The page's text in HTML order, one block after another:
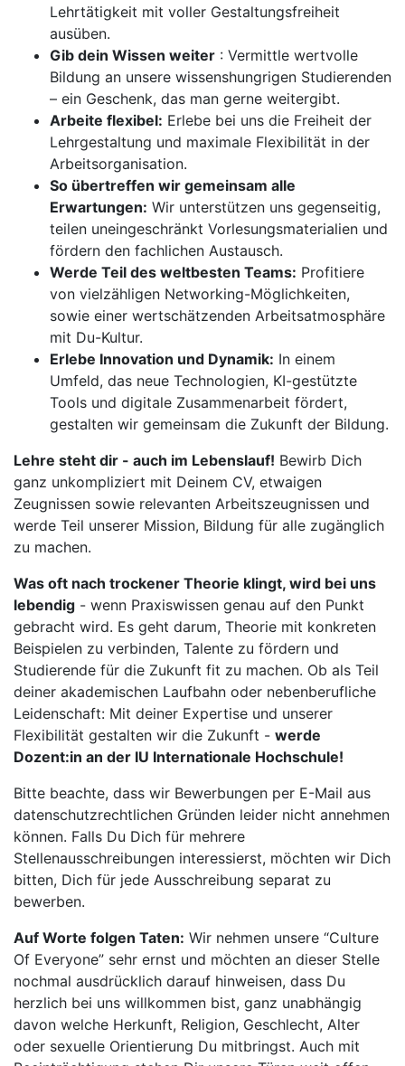
Lehrtätigkeit mit voller Gestaltungsfreiheit
ausüben.
Gib dein Wissen weiter : Vermittle wertvolle
Bildung an unsere wissenshungrigen Studierenden
– ein Geschenk, das man gerne weitergibt.
Arbeite flexibel: Erlebe bei uns die Freiheit der
Lehrgestaltung und maximale Flexibilität in der
Arbeitsorganisation.
So übertreffen wir gemeinsam alle
Erwartungen: Wir unterstützen uns gegenseitig,
teilen uneingeschränkt Vorlesungsmaterialien und
fördern den fachlichen Austausch.
Werde Teil des weltbesten Teams: Profitiere
von vielzähligen Networking-Möglichkeiten,
sowie einer wertschätzenden Arbeitsatmosphäre
mit Du-Kultur.
Erlebe Innovation und Dynamik: In einem
Umfeld, das neue Technologien, KI-gestützte
Tools und digitale Zusammenarbeit fördert,
gestalten wir gemeinsam die Zukunft der Bildung.
Lehre steht dir - auch im Lebenslauf! Bewirb Dich
ganz unkompliziert mit Deinem CV, etwaigen
Zeugnissen sowie relevanten Arbeitszeugnissen und
werde Teil unserer Mission, Bildung für alle zugänglich
zu machen.
Was oft nach trockener Theorie klingt, wird bei uns
lebendig - wenn Praxiswissen genau auf den Punkt
gebracht wird. Es geht darum, Theorie mit konkreten
Beispielen zu verbinden, Talente zu fördern und
Studierende für die Zukunft fit zu machen. Ob als Teil
deiner akademischen Laufbahn oder nebenberufliche
Leidenschaft: Mit deiner Expertise und unserer
Flexibilität gestalten wir die Zukunft - werde
Dozent:in an der IU Internationale Hochschule!
Bitte beachte, dass wir Bewerbungen per E-Mail aus
datenschutzrechtlichen Gründen leider nicht annehmen
können. Falls Du Dich für mehrere
Stellenausschreibungen interessierst, möchten wir Dich
bitten, Dich für jede Ausschreibung separat zu
bewerben.
Auf Worte folgen Taten: Wir nehmen unsere “Culture
Of Everyone” sehr ernst und möchten an dieser Stelle
nochmal ausdrücklich darauf hinweisen, dass Du
herzlich bei uns willkommen bist, ganz unabhängig
davon welche Herkunft, Religion, Geschlecht, Alter
oder sexuelle Orientierung Du mitbringst. Auch mit